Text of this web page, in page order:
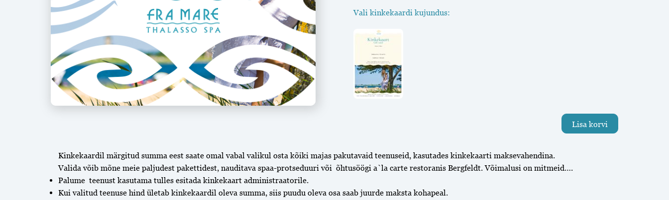
Vali kinkekaardi kujundus:
kogus
Lisa korvi
Kinkekaardil märgitud summa eest saate omal vabal valikul osta kõiki majas pakutavaid teenuseid, kasutades kinkekaarti maksevahendina.
Valida võib mõne meie paljudest pakettidest, nauditava spaa-protseduuri või õhtusöögi a`la carte restoranis Bergfeldt. Võimalusi on mitmeid….
Palume teenust kasutama tulles esitada kinkekaart administraatorile.
Kui valitud teenuse hind ületab kinkekaardil oleva summa, siis puudu oleva osa saab juurde maksta kohapeal.